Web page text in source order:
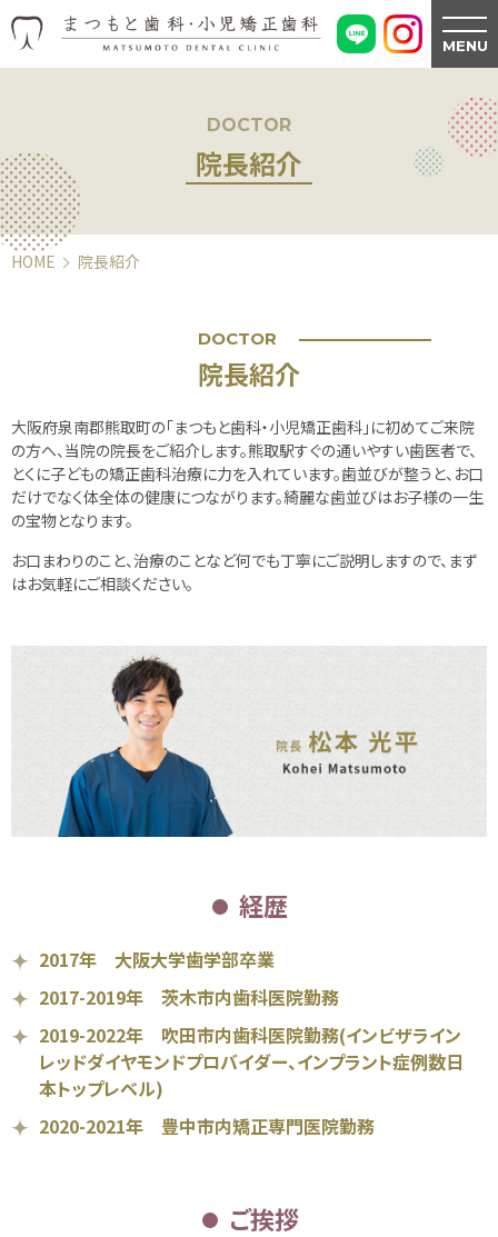
MENU
DOCTOR
院長紹介
HOME 院長紹介
DOCTOR
院長紹介
大阪府泉南郡熊取町の「まつもと歯科・小児矯正歯科」に初めてご来院
の方へ、当院の院長をご紹介します。熊取駅すぐの通いやすい歯医者で、
とくに子どもの矯正歯科治療に力を入れています。歯並びが整うと、お口
だけでなく体全体の健康につながります。綺麗な歯並びはお子様の一生
の宝物となります。
お口まわりのこと、治療のことなど何でも丁寧にご説明しますので、まず
はお気軽にご相談ください。
経歴
2017年 大阪大学歯学部卒業
2017-2019年 茨木市内歯科医院勤務
2019-2022年 吹田市内歯科医院勤務(インビザライン
レッドダイヤモンドプロバイダー、インプラント症例数日
本トップレベル)
2020-2021年 豊中市内矯正専門医院勤務
ご挨拶